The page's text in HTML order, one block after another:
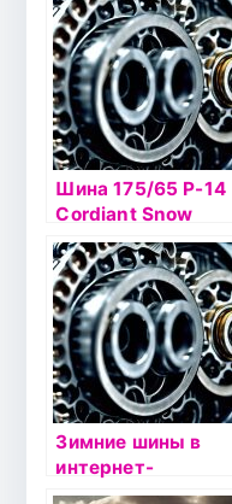
Шина 175/65 Р-14
Cordiant Snow
Cross 82T б/к шип
Зимние шины в
интернет-
магазине